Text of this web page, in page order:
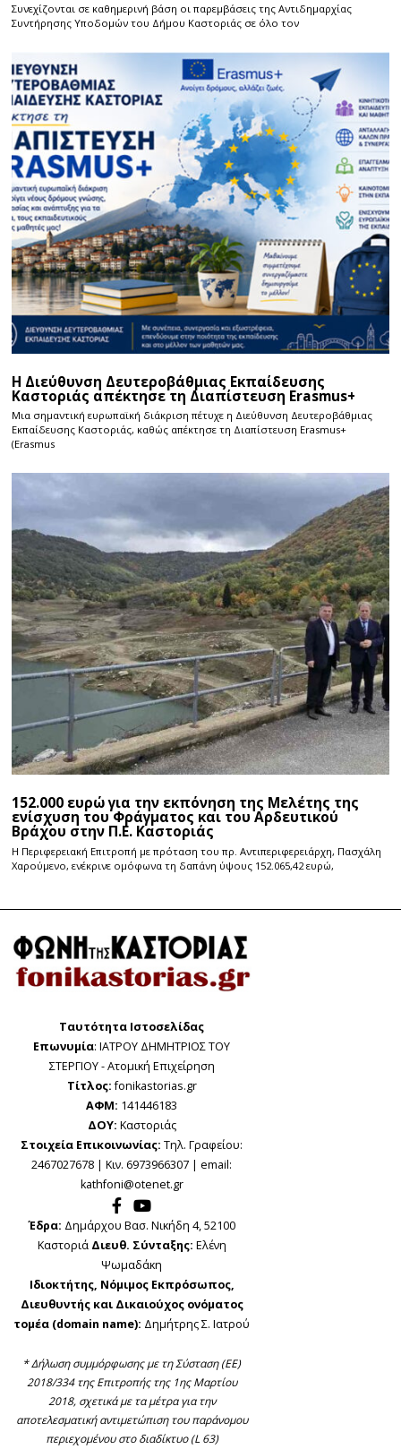
Συνεχίζονται σε καθημερινή βάση οι παρεμβάσεις της Αντιδημαρχίας
Συντήρησης Υποδομών του Δήμου Καστοριάς σε όλο τον
Η Διεύθυνση Δευτεροβάθμιας Εκπαίδευσης
Καστοριάς απέκτησε τη Διαπίστευση Erasmus+
Μια σημαντική ευρωπαϊκή διάκριση πέτυχε η Διεύθυνση Δευτεροβάθμιας
Εκπαίδευσης Καστοριάς, καθώς απέκτησε τη Διαπίστευση Erasmus+
(Erasmus
152.000 ευρώ για την εκπόνηση της Μελέτης της
ενίσχυση του Φράγματος και του Αρδευτικού
Βράχου στην Π.Ε. Καστοριάς
Η Περιφερειακή Επιτροπή με πρόταση του πρ. Αντιπεριφερειάρχη, Πασχάλη
Χαρούμενο, ενέκρινε ομόφωνα τη δαπάνη ύψους 152.065,42 ευρώ,
Ταυτότητα Ιστοσελίδας
Επωνυμία: ΙΑΤΡΟΥ ΔΗΜΗΤΡΙΟΣ ΤΟΥ
ΣΤΕΡΓΙΟΥ - Ατομική Επιχείρηση
Τίτλος:fonikastorias.gr
ΑΦΜ: 141446183
ΔΟΥ: Καστοριάς
Στοιχεία Επικοινωνίας: Τηλ. Γραφείου:
2467027678 | Κιν. 6973966307 | email:
kathfoni@otenet.gr
Έδρα: Δημάρχου Βασ. Νικήδη 4, 52100
Καστοριά Διευθ. Σύνταξης: Ελένη
Ψωμαδάκη
Ιδιοκτήτης, Νόμιμος Εκπρόσωπος,
Διευθυντής και Δικαιούχος ονόματος
τομέα (domain name): Δημήτρης Σ. Ιατρού
* Δήλωση συμμόρφωσης με τη Σύσταση (ΕΕ)
2018/334 της Επιτροπής της 1ης Μαρτίου
2018, σχετικά με τα μέτρα για την
αποτελεσματική αντιμετώπιση του παράνομου
περιεχομένου στο διαδίκτυο (L 63)